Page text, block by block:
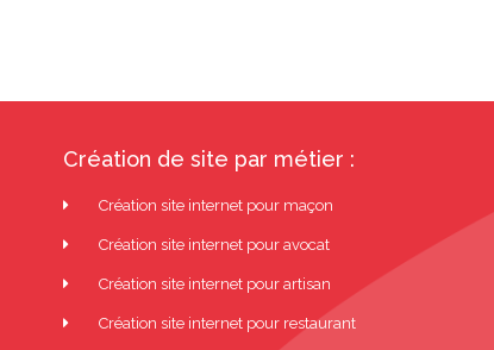
Création de site par métier :
Création site internet pour maçon
Création site internet pour avocat
Création site internet pour artisan
Création site internet pour restaurant